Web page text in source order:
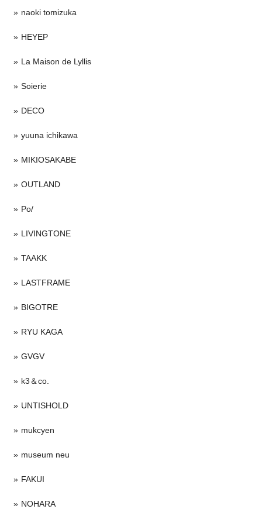
naoki tomizuka
HEYEP
La Maison de Lyllis
Soierie
DECO
yuuna ichikawa
MIKIOSAKABE
OUTLAND
Po/
LIVINGTONE
TAAKK
LASTFRAME
BIGOTRE
RYU KAGA
GVGV
k3＆co.
UNTISHOLD
mukcyen
museum neu
FAKUI
NOHARA